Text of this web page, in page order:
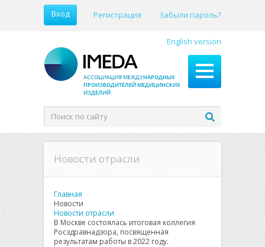
Вход Регистрация Забыли пароль?
English version
Новости отрасли
Главная
Новости
Новости отрасли
В Москве состоялась итоговая коллегия
Росздравнадзора, посвященная
результатам работы в 2022 году.